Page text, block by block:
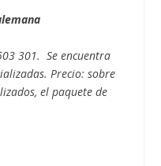
301. Se encuentra
Precio: sobre
el paquete de